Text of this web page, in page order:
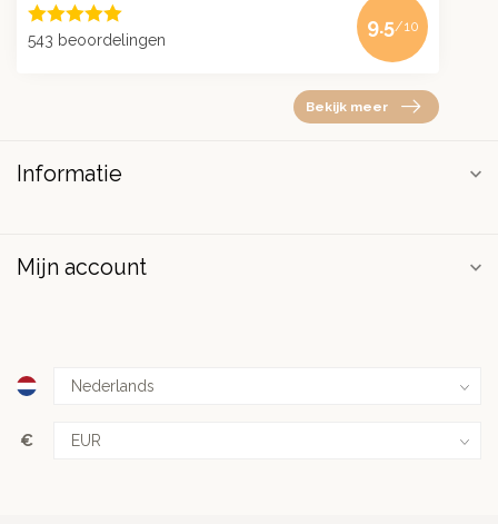
543 beoordelingen
9.5/10
Bekijk meer
Informatie
Mijn account
€